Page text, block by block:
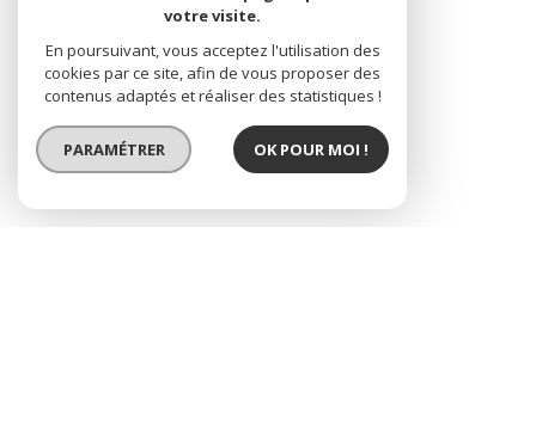
VOIR LE BIEN
votre visite.
En poursuivant, vous acceptez l'utilisation des
cookies par ce site, afin de vous proposer des
contenus adaptés et réaliser des statistiques !
PARAMÉTRER OK POUR MOI !